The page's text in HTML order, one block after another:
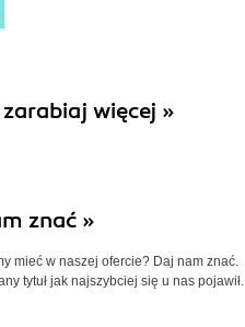
więcej »
znać »
mieć w naszej ofercie? Daj nam znać.
tytuł jak najszybciej się u nas pojawił.